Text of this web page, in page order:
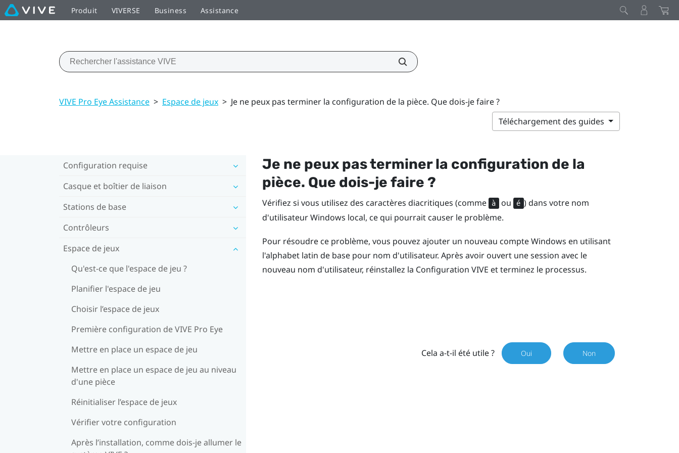
Produit VIVERSE Business Assistance
VIVE Pro Eye Assistance > Espace de jeux > Je ne peux pas terminer la configuration de la pièce. Que dois-je faire ?
Téléchargement des guides
Configuration requise
Casque et boîtier de liaison
Stations de base
Contrôleurs
Espace de jeux
Qu'est-ce que l'espace de jeu ?
Planifier l'espace de jeu
Choisir l’espace de jeux
Première configuration de VIVE Pro Eye
Mettre en place un espace de jeu
Mettre en place un espace de jeu au niveau
d'une pièce
Réinitialiser l’espace de jeux
Vérifier votre configuration
Après l’installation, comme dois-je allumer le
Je ne peux pas terminer la configuration de la
pièce. Que dois-je faire ?
Vérifiez si vous utilisez des caractères diacritiques (comme à ou é ) dans votre nom
d'utilisateurWindows local, ce qui pourrait causer le problème.
Pour résoudre ce problème, vous pouvez ajouter un nouveau compteWindows en utilisant
l'alphabet latin de base pour nom d'utilisateur. Après avoir ouvert une session avec le
nouveau nom d'utilisateur, réinstallez la Configuration VIVE et terminez le processus.
Cela a-t-il été utile ? Oui Non